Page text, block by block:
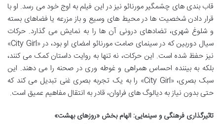
قاب بندی های چشمگیر مورنائو نیز در این فیلم به اوج خود می رسد. او با
قرار دادن شخصیت ها در محیط های وسیع و باز مزرعه یا فضاهای بسته
و شلوغ شهری، تضادهای درونی آن ها را به نمایش می گذارد. حرکات
سیال دوربین که در سینمای صامت مورنائو امضای او بود، در «City Girl»
نیز حفظ شده است. این حرکات، نه تنها به روایت داستان کمک می کنند،
بلکه به بیننده احساس همراهی و غوطه وری در صحنه را می دهند. این
سبک بصری، «City Girl» را به یک تجربه بصری غنی تبدیل می کند که
حتی بدون نیاز به دیالوگ های فراوان، قادر به انتقال مفاهیم عمیق است.
تاثیرگذاری فرهنگی و سینمایی: الهام بخش «روزهای بهشت»